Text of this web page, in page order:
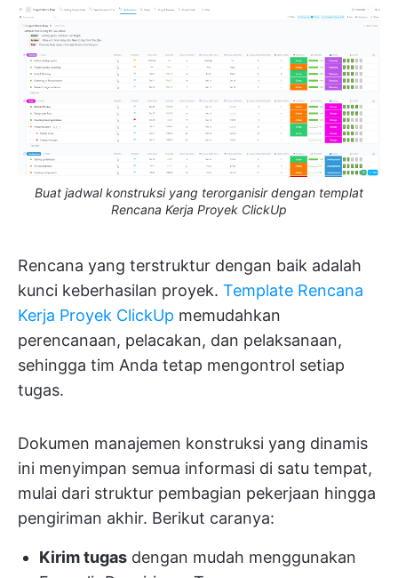
Buat jadwal konstruksi yang terorganisir dengan templat
Rencana Kerja Proyek ClickUp
Rencana yang terstruktur dengan baik adalah
kunci keberhasilan proyek. Template Rencana
Kerja Proyek ClickUp memudahkan
perencanaan, pelacakan, dan pelaksanaan,
sehingga tim Anda tetap mengontrol setiap
tugas.
Dokumen manajemen konstruksi yang dinamis
ini menyimpan semua informasi di satu tempat,
mulai dari struktur pembagian pekerjaan hingga
pengiriman akhir. Berikut caranya:
Kirim tugas dengan mudah menggunakan